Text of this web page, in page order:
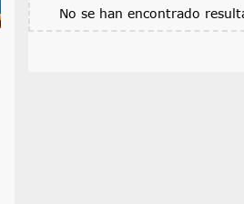
No se han encontrado